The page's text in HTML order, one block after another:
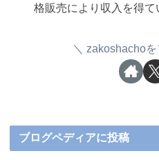
格販売により収入を得て
zakoshacho
ブログペディアに投稿